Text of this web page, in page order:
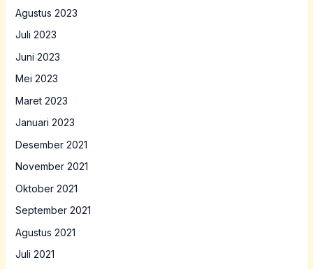
Agustus 2023
Juli 2023
Juni 2023
Mei 2023
Maret 2023
Januari 2023
Desember 2021
November 2021
Oktober 2021
September 2021
Agustus 2021
Juli 2021